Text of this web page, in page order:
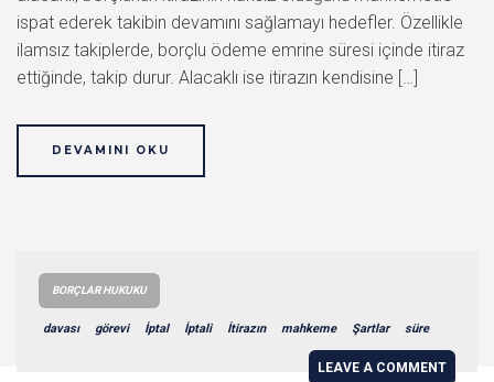
ispat ederek takibin devamını sağlamayı hedefler. Özellikle
ilamsız takiplerde, borçlu ödeme emrine süresi içinde itiraz
ettiğinde, takip durur. Alacaklı ise itirazın kendisine […]
DEVAMINI OKU
BORÇLAR HUKUKU
davası görevi İptal İptali İtirazın mahkeme Şartlar süre
LEAVE A COMMENT